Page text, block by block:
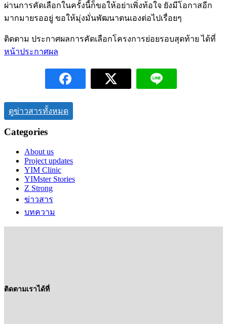
ผ่านการคัดเลือกในครั้งนี้ก็ขอให้อย่าเพิ่งท้อใจ ยังมีโอกาสอีก
มากมายรออยู่ ขอให้มุ่งมั่นพัฒนาตนเองต่อไปเรื่อยๆ
ติดตาม ประกาศผลการคัดเลือกโครงการย่อยรอบสุดท้าย ได้ที่
หน้าประกาศผล
ดูข่าวสารทั้งหมด
Categories
About us
Project updates
YIM Clinic
YIMster Stories
Z Strong
ข่าวสาร
บทความ
ติดตามเราได้ที่